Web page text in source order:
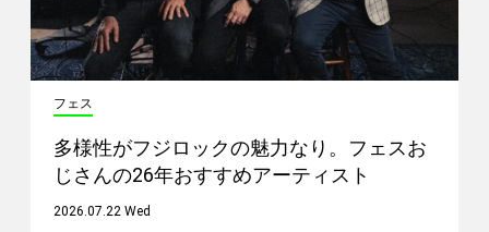
フェス
多様性がフジロックの魅力なり。フェスお
じさんの26年おすすめアーティスト
2026.07.22 Wed